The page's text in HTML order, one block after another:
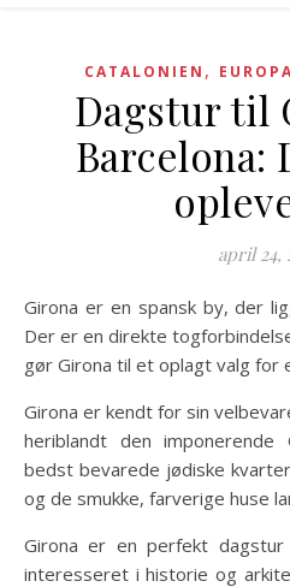
CATALONIEN , EUROPA
Dagstur til
Barcelona:
april 24,
Girona er en spansk by, der
Der er en direkte
gør Girona til et oplagt valg for
Girona er kendt for sin
heriblandt den
bedst bevarede jødiske
og de smukke, farverige huse
Girona er en perfekt
interesseret i historie og